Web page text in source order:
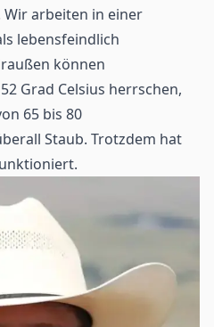
arbeiten in einer
lebensfeindlich
können
Grad Celsius herrschen,
65 bis 80
Staub. Trotzdem hat